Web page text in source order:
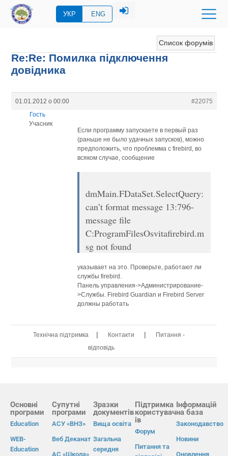
УКР ENG
Список форумів
Re:Re: Помилка підключення
довідника
01.01.2012 о 00:00
#22075
Гость
Учасник
Если программу запускаете в первый раз
(раньше не было удачных запусков), можно
предположить, что проблемма с firebird, во
всяком случае, сообщение
dmMain.FDataSet.SelectQuery:
can’t format message 13:796-
message file
C:ProgramFilesOsvitafirebird.m
sg not found
указывает на это. Проверьте, работают ли
службы firebird.
Панель управления->Администрирование-
>Службы. Firebird Guardian и Firebird Server
должны работать
Технічна підтримка | Контакти |
Питання -
відповідь
Основні
програми
Education
WEB-
Education
Супутні
програми
АСУ «ВНЗ»
Веб Деканат
АС «Школа»
Зразки
документів
Вища освіта
Загальна
середня
Підтримка
користувач
ів
Форум
Питання та
Інформацій
на база
Законодавство
Новини
Оновлення